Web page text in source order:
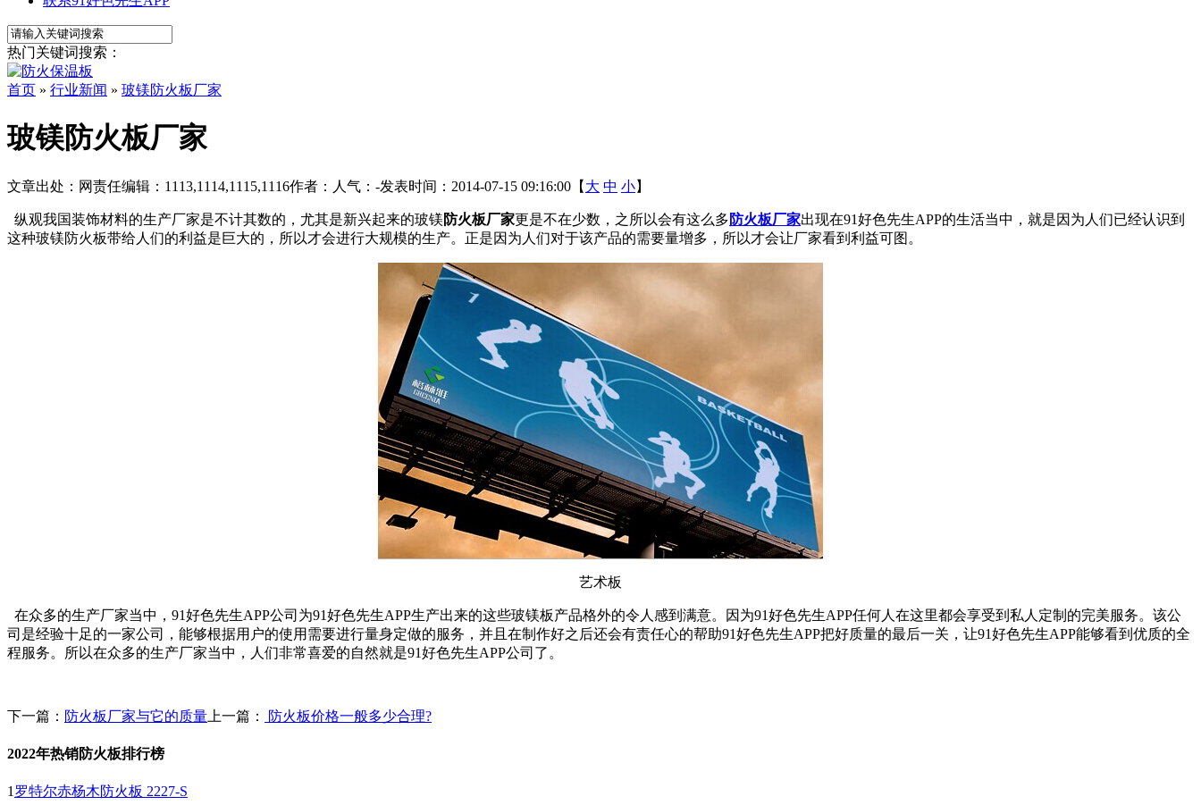
热门关键词搜索：
首页 » 行业新闻 » 玻镁防火板厂家
玻镁防火板厂家
文章出处： 网责任编辑：1113,1114,1115,1116作者： 人气： -发表时间：2014-07-15 09:16:00【 大 中 小】
纵观我国装饰材料的生产厂家是不计其数的，尤其是新兴起来的玻镁 防火板厂家更是不在少数，之所以会有这么多 防火板厂家出现在91好色先生APP的生活当中，就是因为人们已经认识到
这种玻镁防火板带给人们的利益是巨大的，所以才会进行大规模的生产。正是因为人们对于该产品的需要量增多，所以才会让厂家看到利益可图。
艺术板
在众多的生产厂家当中，91好色先生APP公司为91好色先生APP生产出来的这些玻镁板产品格外的令人感到满意。因为91好色先生APP任何人在这里都会享受到私人定制的完美服务。该公
司是经验十足的一家公司，能够根据用户的使用需要进行量身定做的服务，并且在制作好之后还会有责任心的帮助91好色先生APP把好质量的最后一关，让91好色先生APP能够看到优质的全
程服务。所以在众多的生产厂家当中，人们非常喜爱的自然就是91好色先生APP公司了。
下一篇： 防火板厂家与它的质量 上一篇： 防火板价格一般多少合理?
2022年热销防火板排行榜
1 罗特尔赤杨木防火板 2227-S